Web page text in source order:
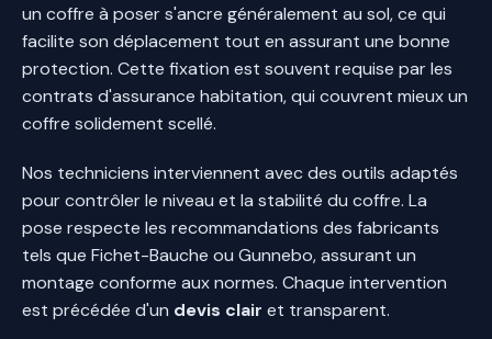
un coffre à poser s'ancre généralement au sol, ce qui
facilite son déplacement tout en assurant une bonne
protection. Cette fixation est souvent requise par les
contrats d'assurance habitation, qui couvrent mieux un
coffre solidement scellé.
Nos techniciens interviennent avec des outils adaptés
pour contrôler le niveau et la stabilité du coffre. La
pose respecte les recommandations des fabricants
tels que Fichet-Bauche ou Gunnebo, assurant un
montage conforme aux normes. Chaque intervention
est précédée d'un devis clair et transparent.